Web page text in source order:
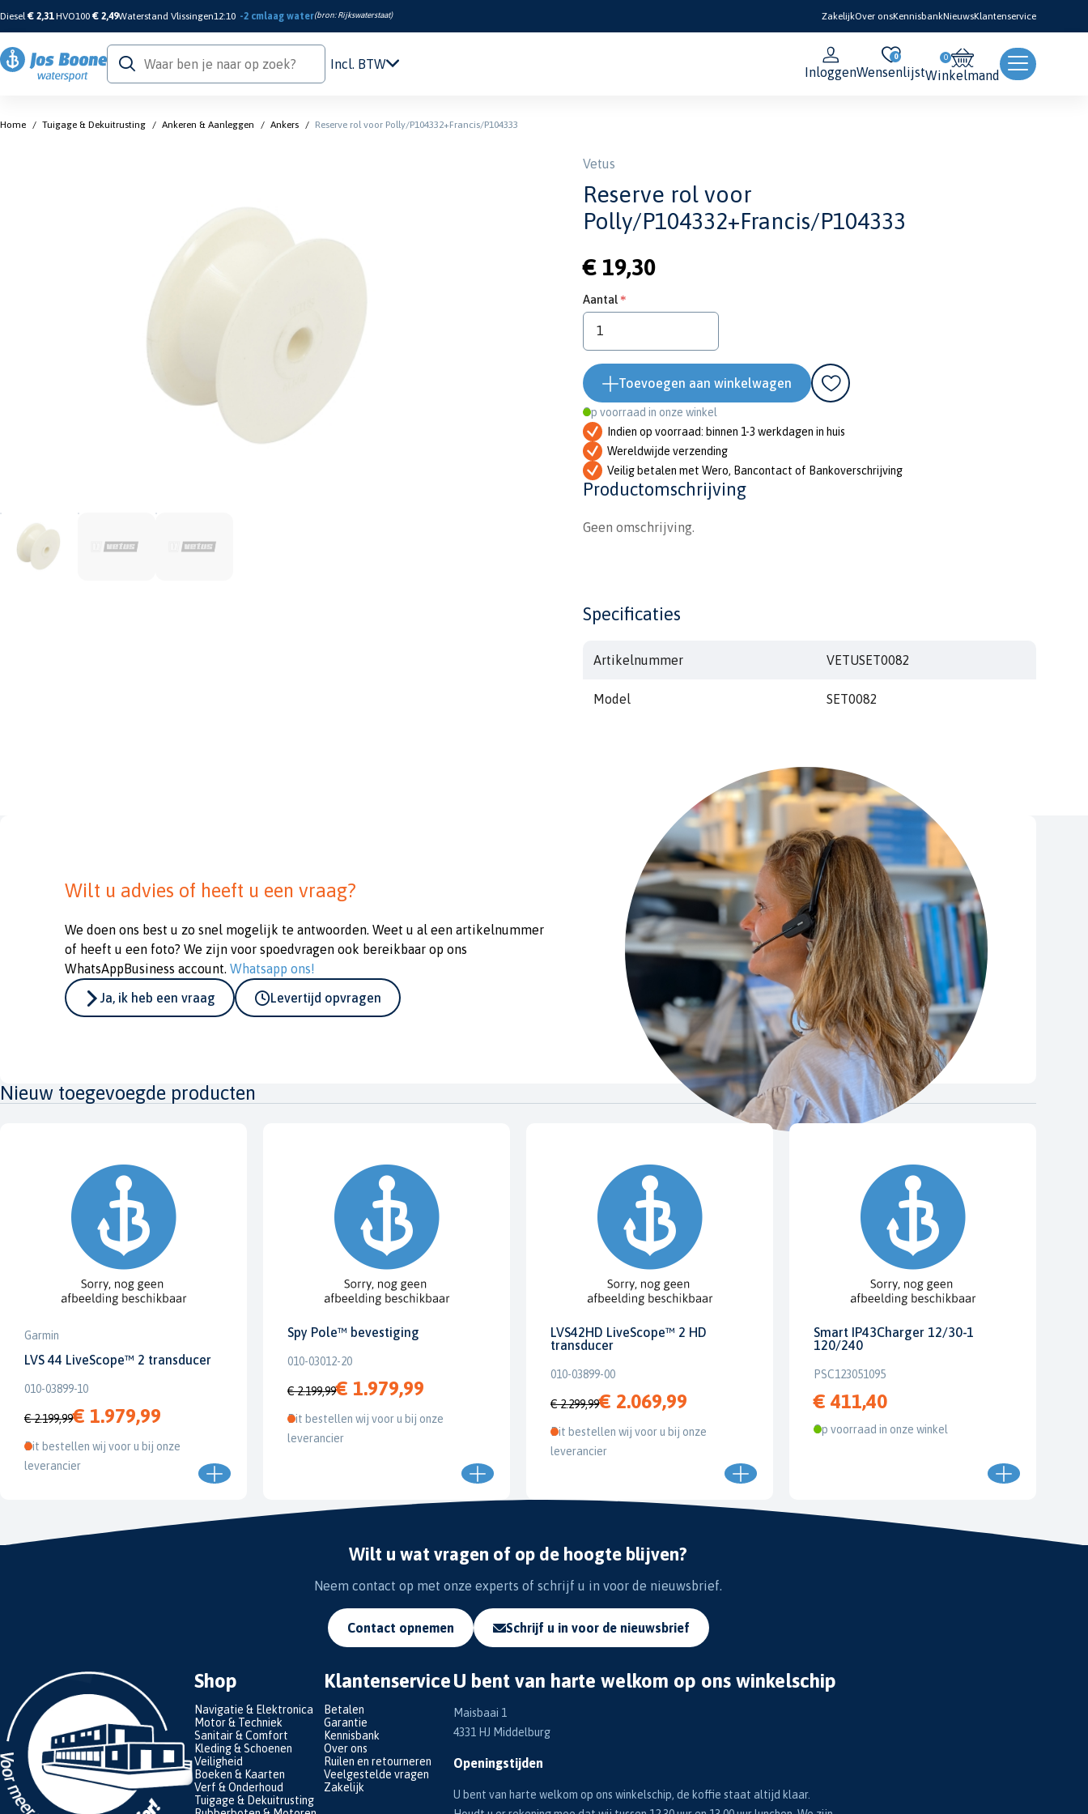
Diesel€ 2,31 HVO100 € 2,49Waterstand Vlissingen12:10 -2 cmlaag water(bron:Rijkswaterstaat) ZakelijkOver onsKennisbankNieuwsKlantenservice
Navigatie & Elektronica
Incl. BTW
Inloggen
0
WensenlijstWinkelmand
Home / Tuigage & Dekuitrusting / Ankeren & Aanleggen / Ankers / Reserve rol voor Polly/P104332+Francis/P104333
Vetus
Reserve rol voor
Polly/P104332+Francis/P104333
€ 19,30
Aantal
Toevoegen aan winkelwagen
Op voorraad in onze winkel
Indien op voorraad: binnen 1-3 werkdagen in huis
Wereldwijde verzending
Veilig betalen met Wero, Bancontact of Bankoverschrijving
Productomschrijving
Geen omschrijving.
Specificaties
Artikelnummer VETUSET0082
Model SET0082
Wilt u advies of heeft u een vraag?
We doen ons best u zo snel mogelijk te antwoorden. Weet u al een artikelnummer
of heeft u een foto? We zijn voor spoedvragen ook bereikbaar op ons
WhatsAppBusiness account. Whatsapp ons!
Ja, ik heb een vraag
Levertijd opvragen
Nieuw toegevoegde producten
Garmin
LVS 44 LiveScope™ 2 transducer
010-03899-10
€ 2.199,99€ 1.979,99
Dit bestellen wij voor u bij onze
leverancier
Spy Pole™ bevestiging
010-03012-20
€ 2.199,99€ 1.979,99
Dit bestellen wij voor u bij onze
leverancier
LVS42HD LiveScope™ 2 HD
transducer
010-03899-00
€ 2.299,99€ 2.069,99
Dit bestellen wij voor u bij onze
leverancier
Smart IP43Charger 12/30-1
120/240
PSC123051095
€ 411,40
Op voorraad in onze winkel
Wilt u wat vragen of op de hoogte blijven?
Neem contact op met onze experts of schrijf u in voor de nieuwsbrief.
Contact opnemen Schrijf u in voor de nieuwsbrief
Shop
Navigatie & Elektronica
Motor & Techniek
Sanitair & Comfort
Kleding & Schoenen
Veiligheid
Boeken & Kaarten
Verf & Onderhoud
Tuigage & Dekuitrusting
Klantenservice
Betalen
Garantie
Kennisbank
Over ons
Ruilen en retourneren
Veelgestelde vragen
Zakelijk
U bent van harte welkom op ons winkelschip
Maisbaai 1
4331 HJ Middelburg
Openingstijden
U bent van harte welkom op ons winkelschip, de koffie staat altijd klaar.